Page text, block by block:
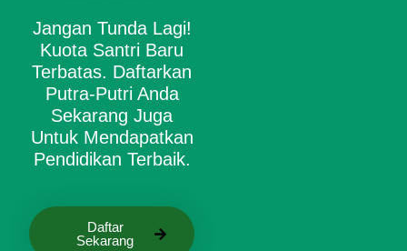
Jangan Tunda Lagi!
Kuota Santri Baru
Terbatas. Daftarkan
Putra-Putri Anda
Sekarang Juga
Untuk Mendapatkan
Pendidikan Terbaik.
Daftar
Sekarang